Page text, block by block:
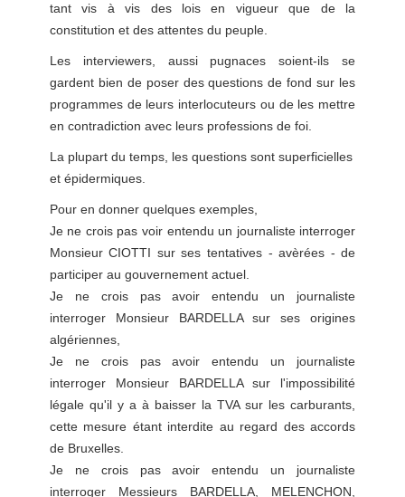
tant vis à vis des lois en vigueur que de la
constitution et des attentes du peuple.
Les interviewers, aussi pugnaces soient-ils se
gardent bien de poser des questions de fond sur les
programmes de leurs interlocuteurs ou de les mettre
en contradiction avec leurs professions de foi.
La plupart du temps, les questions sont superficielles
et épidermiques.
Pour en donner quelques exemples,
Je ne crois pas voir entendu un journaliste interroger
Monsieur CIOTTI sur ses tentatives - avèrées - de
participer au gouvernement actuel.
Je ne crois pas avoir entendu un journaliste
interroger Monsieur BARDELLA sur ses origines
algériennes,
Je ne crois pas avoir entendu un journaliste
interroger Monsieur BARDELLA sur l'impossibilité
légale qu'il y a à baisser la TVA sur les carburants,
cette mesure étant interdite au regard des accords
de Bruxelles.
Je ne crois pas avoir entendu un journaliste
interroger Messieurs BARDELLA, MELENCHON,